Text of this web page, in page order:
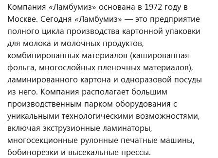
Компания «Ламбумиз» основана в 1972 году в
Москве. Сегодня «Ламбумиз» — это предприятие
полного цикла производства картонной упаковки
для молока и молочных продуктов,
комбинированных материалов (кашированная
фольга, многослойных пленочных материалов),
ламинированного картона и одноразовой посуды
из него. Компания располагает большим
производственным парком оборудования с
уникальными технологическими возможностями,
включая экструзионные ламинаторы,
многосекционные рулонные печатные машины,
бобинорезки и высекальные прессы.